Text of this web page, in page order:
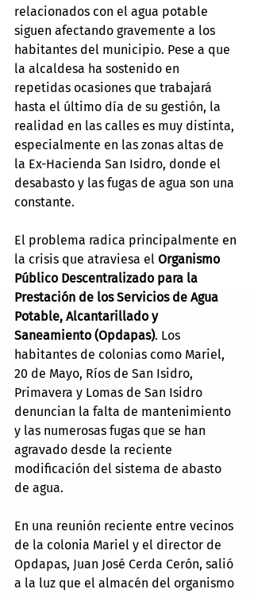
relacionados con el agua potable
siguen afectando gravemente a los
habitantes del municipio. Pese a que
la alcaldesa ha sostenido en
repetidas ocasiones que trabajará
hasta el último día de su gestión, la
realidad en las calles es muy distinta,
especialmente en las zonas altas de
la Ex-Hacienda San Isidro, donde el
desabasto y las fugas de agua son una
constante.
El problema radica principalmente en
la crisis que atraviesa el Organismo
Público Descentralizado para la
Prestación de los Servicios de Agua
Potable, Alcantarillado y
Saneamiento (Opdapas). Los
habitantes de colonias como Mariel,
20 de Mayo, Ríos de San Isidro,
Primavera y Lomas de San Isidro
denuncian la falta de mantenimiento
y las numerosas fugas que se han
agravado desde la reciente
modificación del sistema de abasto
de agua.
En una reunión reciente entre vecinos
de la colonia Mariel y el director de
Opdapas, Juan José Cerda Cerón, salió
a la luz que el almacén del organismo